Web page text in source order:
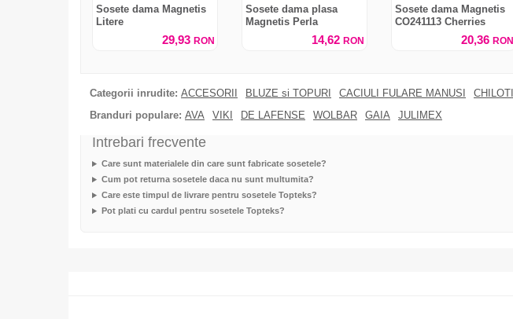
Sosete dama Magnetis
Litere
29,93 RON
Sosete dama plasa
Magnetis Perla
14,62 RON
Sosete dama Magnetis
CO241113 Cherries
20,36 RON
Categorii inrudite: ACCESORII BLUZE si TOPURI CACIULI FULARE MANUSI CHILOTI
Branduri populare: AVA VIKI DE LAFENSE WOLBAR GAIA JULIMEX
Intrebari frecvente
Care sunt materialele din care sunt fabricate sosetele?
Cum pot returna sosetele daca nu sunt multumita?
Care este timpul de livrare pentru sosetele Topteks?
Pot plati cu cardul pentru sosetele Topteks?